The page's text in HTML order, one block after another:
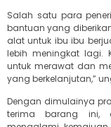
Salah satu para
bantuan yang
alat untuk ibu ibu
lebih meningkat lagi.
untuk merawat dan
yang berkelanjutan,”
Dengan dimulainya
terima barang ini,